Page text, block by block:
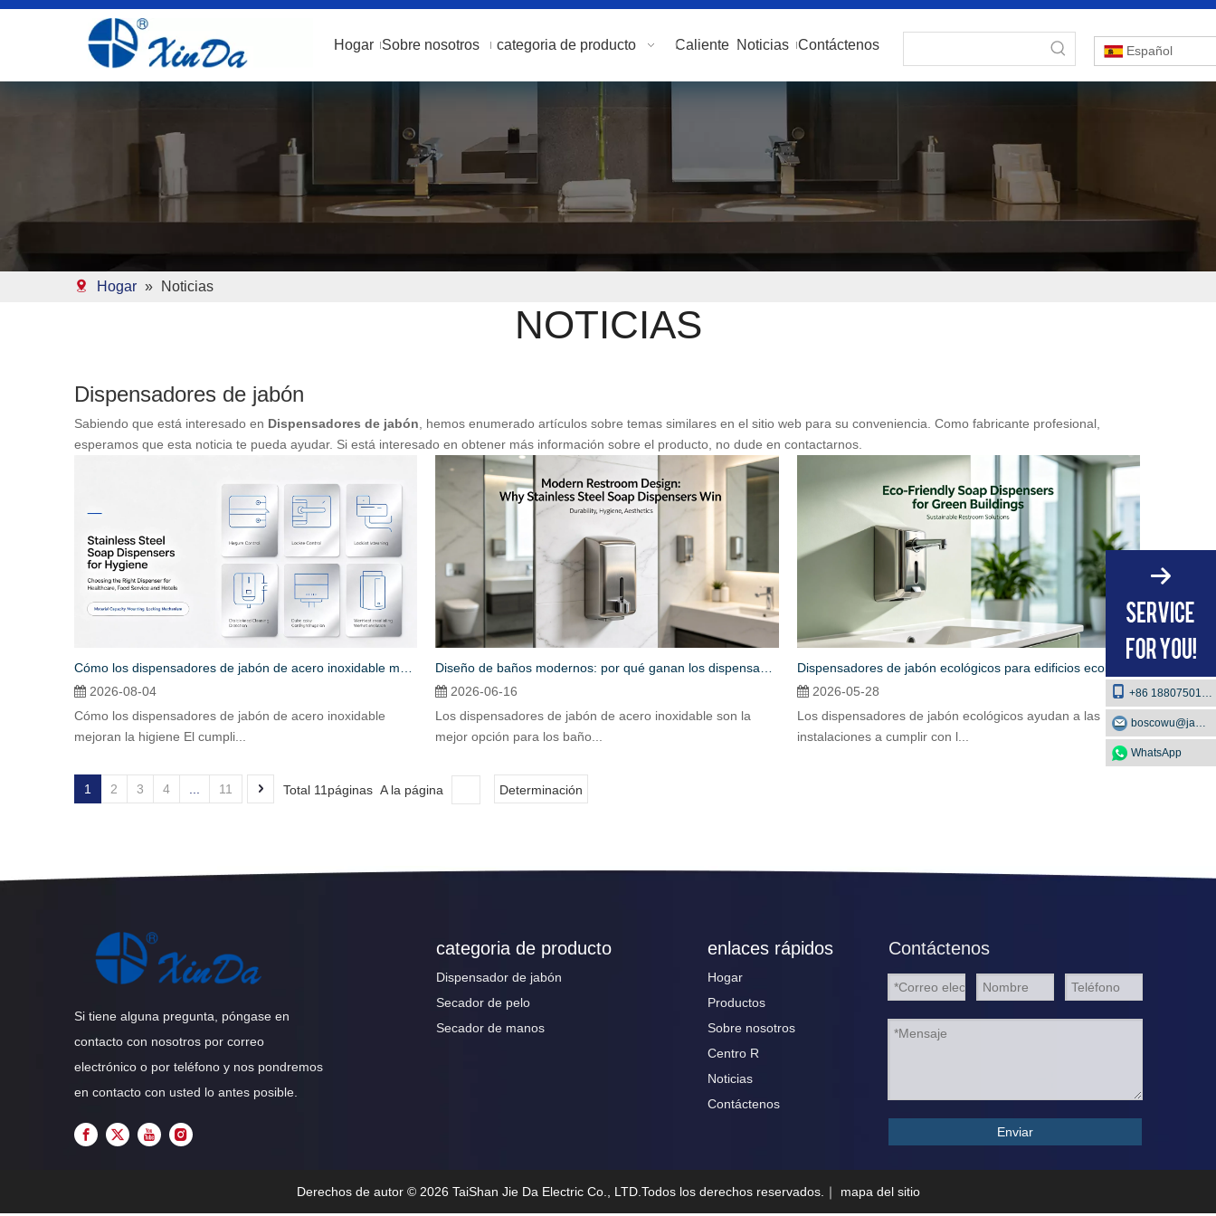
Hogar Sobre nosotros categoria de producto Caliente Noticias Contáctenos Español
Hogar » Noticias
NOTICIAS
Dispensadores de jabón
Sabiendo que está interesado en Dispensadores de jabón , hemos enumerado artículos sobre temas similares en el sitio web para su conveniencia. Como fabricante profesional,
esperamos que esta noticia te pueda ayudar. Si está interesado en obtener más información sobre el producto, no dude en contactarnos.
Cómo los dispensadores de jabón de acero inoxidable mejoran la higiene
2026-08-04
Cómo los dispensadores de jabón de acero inoxidable
mejoran la higiene El cumpli...
Diseño de baños modernos: por qué ganan los dispensadores de jabón de acero inoxidable
2026-06-16
Los dispensadores de jabón de acero inoxidable son la
mejor opción para los baño...
2026-05-28
Los dispensadores de jabón ecológicos ayudan a las
instalaciones a cumplir con l...
1 2 3 4 ... 11 Total 11páginas A la página Determinación
Si tiene alguna pregunta, póngase en
contacto con nosotros por correo
electrónico o por teléfono y nos pondremos
en contacto con usted lo antes posible.
categoria de producto
Dispensador de jabón
Secador de pelo
Secador de manos
enlaces rápidos
Hogar
Productos
Sobre nosotros
Centro R
Noticias
Contáctenos
Contáctenos
Enviar
+86 18807501129
WhatsApp
Derechos de autor © 2026 TaiShan Jie Da Electric Co., LTD.Todos los derechos reservados.｜ mapa del sitio